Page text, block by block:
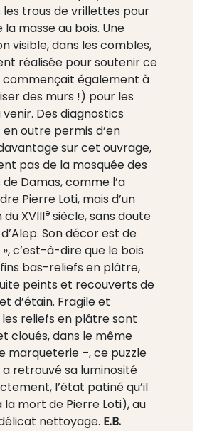
les trous de vrillettes pour
masse au bois. Une
visible, dans les combles,
réalisée pour soutenir ce
commençait également à
des murs !) pour les
Des diagnostics
outre permis d’en
sur cet ouvrage,
pas de la mosquée des
de Damas, comme l’a
Pierre Loti, mais d’un
XVIIIe siècle, sans doute
Son décor est de
c’est-à-dire que le bois
bas-reliefs en plâtre,
peints et recouverts de
d’étain. Fragile et
reliefs en plâtre sont
cloués, dans le même
marqueterie –, ce puzzle
retrouvé sa luminosité
l’état patiné qu’il
mort de Pierre Loti), au
nettoyage. E.B.